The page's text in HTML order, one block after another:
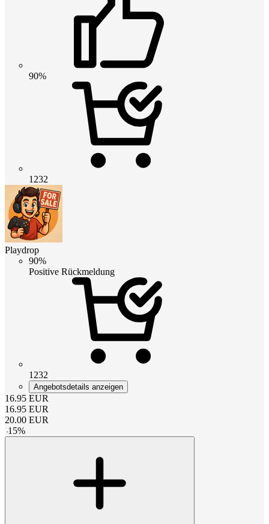
90%
1232
Playdrop
90%
Positive Rückmeldung
1232
Angebotsdetails anzeigen
16.95 EUR
16.95 EUR
20.00 EUR
-15%